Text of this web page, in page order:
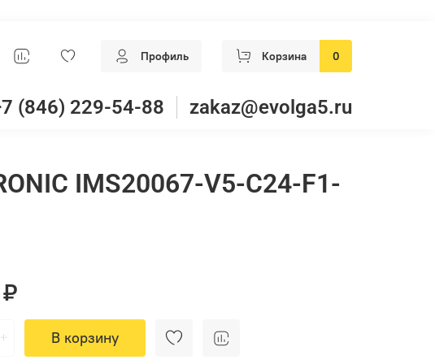
Профиль Корзина 0
(846) 229-54-88 zakaz@evolga5.ru
IMS20067-V5-C24-F1-
В корзину